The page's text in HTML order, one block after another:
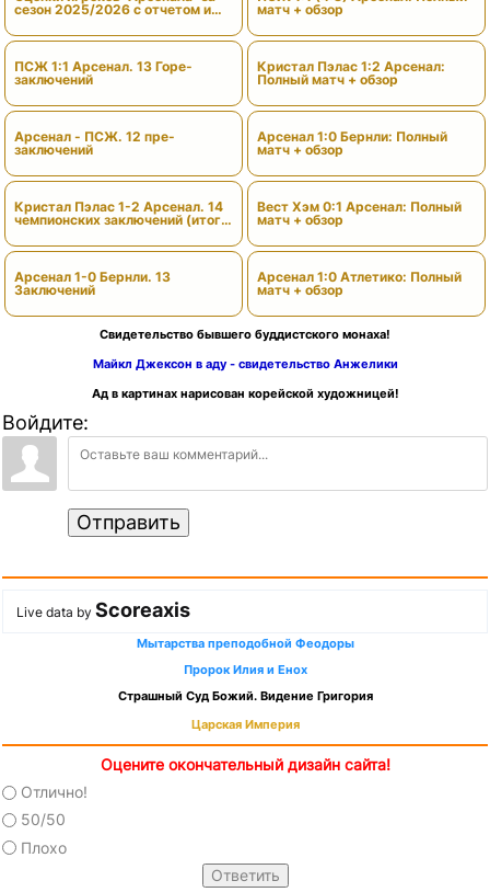
сезон 2025/2026 с отчетом и
ПСЖ 1:1 Арсенал. 13 Горе-
заключений
Арсенал - ПСЖ. 12 пре-
заключений
Кристал Пэлас 1-2 Арсенал. 14
чемпионских заключений (итоги
Арсенал 1-0 Бернли. 13
Заключений
матч + обзор
Кристал Пэлас 1:2 Арсенал:
Полный матч + обзор
Арсенал 1:0 Бернли: Полный
матч + обзор
Вест Хэм 0:1 Арсенал: Полный
матч + обзор
Арсенал 1:0 Атлетико: Полный
матч + обзор
Свидетельство бывшего буддистского монаха!
Майкл Джексон в аду - свидетельство Анжелики
Ад в картинах нарисован корейской художницей!
Войдите:
Отправить
Live data by Scoreaxis
Мытарства преподобной Феодоры
Пророк Илия и Енох
Страшный Суд Божий. Видение Григория
Царская Империя
Оцените окончательный дизайн сайта!
Отлично!
50/50
Плохо